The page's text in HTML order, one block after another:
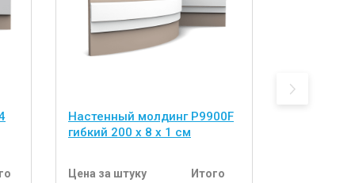
Настенный молдинг P9900F
гибкий 200 x 8 x 1 см
Цена за штуку Итого